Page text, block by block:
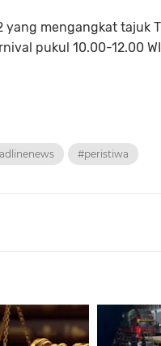
yang mengangkat tajuk
pukul 10.00-12.00
#peristiwa